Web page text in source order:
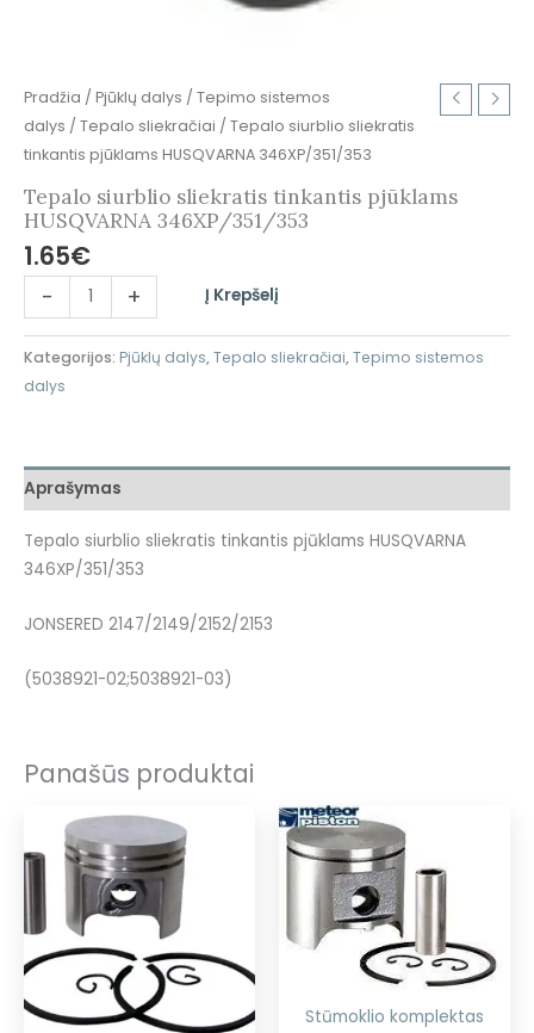
Pradžia / Pjūklų dalys / Tepimo sistemos
dalys / Tepalo sliekračiai / Tepalo siurblio sliekratis
tinkantis pjūklams HUSQVARNA 346XP/351/353
Tepalo siurblio sliekratis tinkantis pjūklams
HUSQVARNA 346XP/351/353
1.65€
- + Į Krepšelį
Kategorijos: Pjūklų dalys,Tepalo sliekračiai,Tepimo sistemos
dalys
Aprašymas
Tepalo siurblio sliekratis tinkantis pjūklams HUSQVARNA
346XP/351/353
JONSERED 2147/2149/2152/2153
(5038921-02;5038921-03)
Panašūs produktai
Stūmoklio komplektas